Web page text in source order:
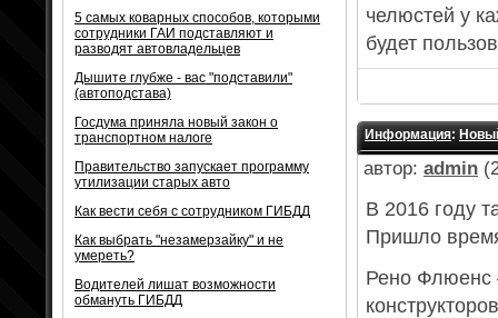
челюстей у
будет
Информация:
автор: admin
В 2016 году
Пришло
Рено Флюенс
5 самых коварных способов, которыми
сотрудники ГАИ подставляют и
разводят автовладельцев
Дышите глубже - вас "подставили"
(автоподстава)
Госдума приняла новый закон о
транспортном налоге
Правительство запускает программу
утилизации старых авто
Как вести себя с сотрудником ГИБДД
Как выбрать "незамерзайку" и не
умереть?
Водителей лишат возможности
обмануть ГИБДД